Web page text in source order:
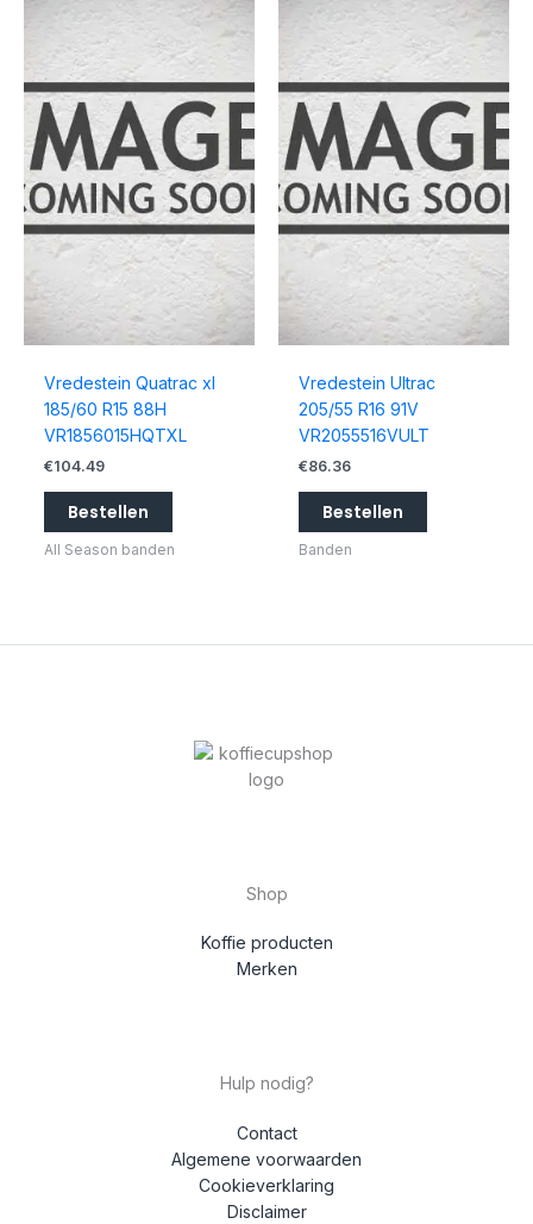
Vredestein Quatrac xl
185/60 R15 88H
VR1856015HQTXL
€104.49
Bestellen
All Season banden
Vredestein Ultrac
205/55 R16 91V
VR2055516VULT
€86.36
Bestellen
Banden
Shop
Koffie producten
Merken
Hulp nodig?
Contact
Algemene voorwaarden
Cookieverklaring
Disclaimer